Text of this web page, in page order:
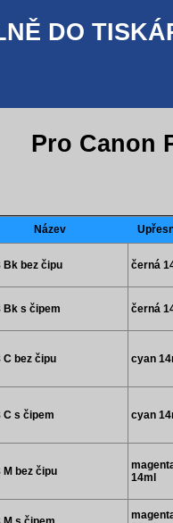
DO
Pro Canon
Název
Bk bez čipu černá
Bk s čipem černá
C bez čipu cyan
C s čipem cyan
M bez čipu
14ml